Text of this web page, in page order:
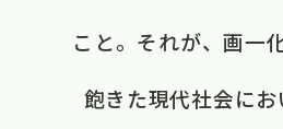
こと。​ それが、​画一
飽きた​現代社会に​お